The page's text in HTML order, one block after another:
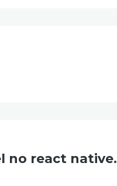
no react native.